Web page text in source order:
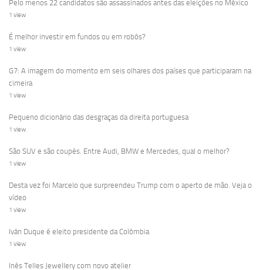
Pelo menos 22 candidatos são assassinados antes das eleições no México
1 view
É melhor investir em fundos ou em robôs?
1 view
G7: A imagem do momento em seis olhares dos países que participaram na
cimeira
1 view
Pequeno dicionário das desgraças da direita portuguesa
1 view
São SUV e são coupés. Entre Audi, BMW e Mercedes, qual o melhor?
1 view
Desta vez foi Marcelo que surpreendeu Trump com o aperto de mão. Veja o
vídeo
1 view
Iván Duque é eleito presidente da Colômbia
1 view
Inês Telles Jewellery com novo atelier